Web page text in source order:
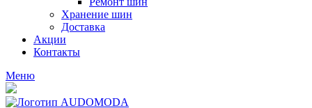
Хранение шин
Доставка
Акции
Контакты
Меню